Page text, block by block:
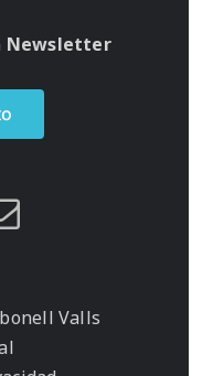
Newsletter
Valls